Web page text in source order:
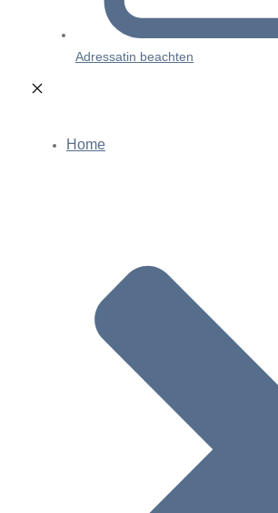
Adressatin beachten
Home